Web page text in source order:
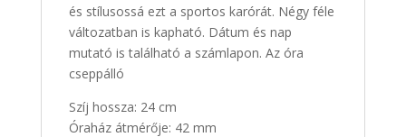
és stílusossá ezt a sportos karórát. Négy féle
változatban is kapható. Dátum és nap
mutató is található a számlapon. Az óra
cseppálló
Szíj hossza: 24 cm
Óraház átmérője: 42 mm